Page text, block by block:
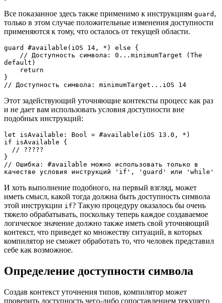
Все показанное здесь также применимо к инструкциям guard ,
только в этом случае положительные изменения доступности
применяются к тому, что осталось от текущей области.
guard #available(iOS 14, *) else {
default)
}
// Доступность символа: minimumTarget...iOS 14
Этот задействующий уточняющие контексты процесс как раз
и не дает вам использовать условия доступности вне
подобных инструкций:
let isAvailable: Bool = #available(iOS 13.0, *)
if isAvailable {
}
// Ошибка: #available можно использовать только в
качестве условия инструкций 'if', 'guard' или 'while'
И хоть выполнение подобного, на первый взгляд, может
иметь смысл, какой тогда должна быть доступность символа
этой инструкции if? Такую процедуру оказалось бы очень
тяжело обрабатывать, поскольку теперь каждое создаваемое
логическое значение должно также иметь свой уточняющий
контекст, что приведет ко множеству ситуаций, в которых
компилятор не сможет обработать то, что человек представил
себе как возможное.
Определение доступности символа
Создав контекст уточнения типов, компилятор может
проверить доступность чего-либо сопоставлением текущего